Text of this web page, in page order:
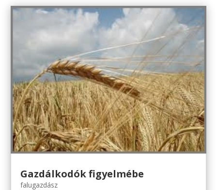
Gazdálkodók figyelmébe
falugazdász